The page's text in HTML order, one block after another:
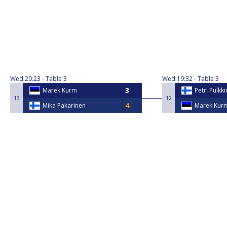
Wed 20:23 Table 3
13
Marek Kurm
Mika Pakarinen
Wed 19:32 Table 3
12
Petri
Marek